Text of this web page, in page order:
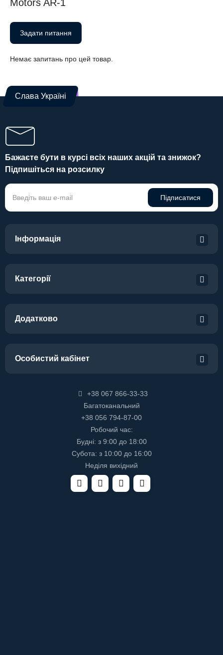
Motors AR-1
Задати питання
Немає запитань про цей товар.
Слава Україні
Бажаєте бути в курсі всіх наших акцій та знижок?
Підпишіться на розсилку
Підписатися
Інформація
Категорії
Додатково
Особистий кабінет
+38 067 866-33-33
Багатоканальний
+38 056 794-87-00
Робочий час:
Будні: з 9:00 до 18:00
Субота: з 10:00 до 16:00
Неділя вихідний